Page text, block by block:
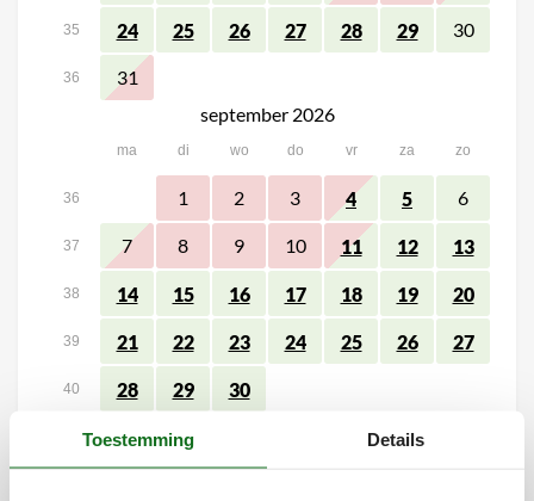
35 24 25 26 27 28 29 30
36
31
september 2026
ma di wo do vr za zo
36 1 2 3 4 5 6
37 7 8 9 10 11 12 13
38 14 15 16 17 18 19 20
39 21 22 23 24 25 26 27
40 28 29 30
Toestemming Details